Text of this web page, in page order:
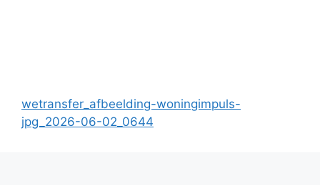
wetransfer_afbeelding-woningimpuls-
jpg_2026-06-02_0644